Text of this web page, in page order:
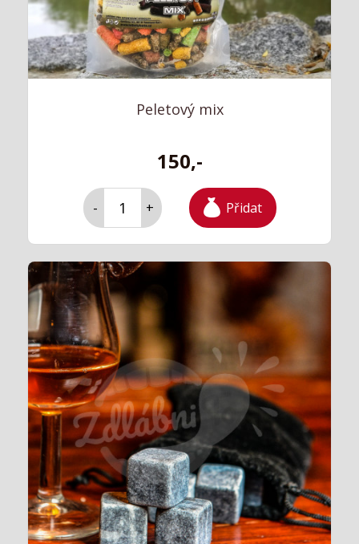
Peletový mix
150,-
- + Přidat